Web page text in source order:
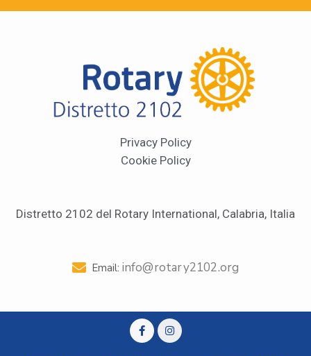
Privacy Policy
Cookie Policy
Distretto 2102 del Rotary International, Calabria, Italia
Email: info@rotary2102.org